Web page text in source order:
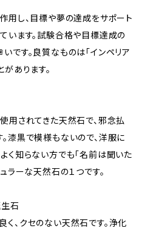
用し、目標や夢の達成をサポート
います。試験合格や目標達成の
です。良質なものは「インペリア
あります。
用されてきた天然石で、邪念払
漆黒で模様もないので、洋服に
く知らない方でも「名前は聞いた
ラーな天然石の１つです。
石
、クセのない天然石です。浄化